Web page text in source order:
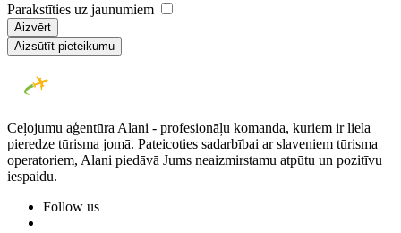
Parakstīties uz jaunumiem
Aizvērt
Aizsūtīt pieteikumu
Ceļojumu aģentūra Alani - profesionāļu komanda, kuriem ir liela
pieredze tūrisma jomā. Pateicoties sadarbībai ar slaveniem tūrisma
operatoriem, Alani piedāvā Jums neaizmirstamu atpūtu un pozitīvu
iespaidu.
Follow us